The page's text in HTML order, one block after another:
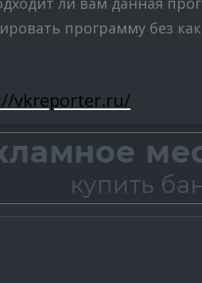
программу без
vkreporter.ru/